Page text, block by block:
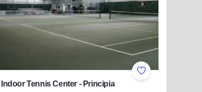
Add to Favorites
Tennis Center - Principia